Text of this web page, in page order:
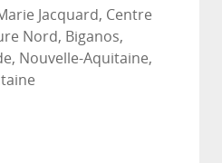
Jacquard, Centre
Nord, Biganos,
Nouvelle-Aquitaine,